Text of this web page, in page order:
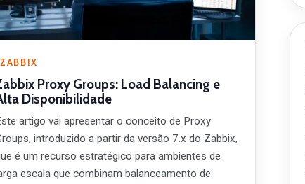
ZABBIX
Proxy Groups: Load Balancing e
Disponibilidade
artigo vai apresentar o conceito de Proxy
introduzido a partir da versão 7.x do Zabbix,
é um recurso estratégico para ambientes de
escala que combinam balanceamento de